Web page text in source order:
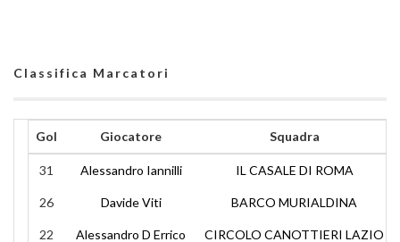
Classifica Marcatori
Gol Giocatore Squadra
31 Alessandro Iannilli IL CASALE DI ROMA
26 Davide Viti BARCO MURIALDINA
22 Alessandro D Errico CIRCOLO CANOTTIERI LAZIO